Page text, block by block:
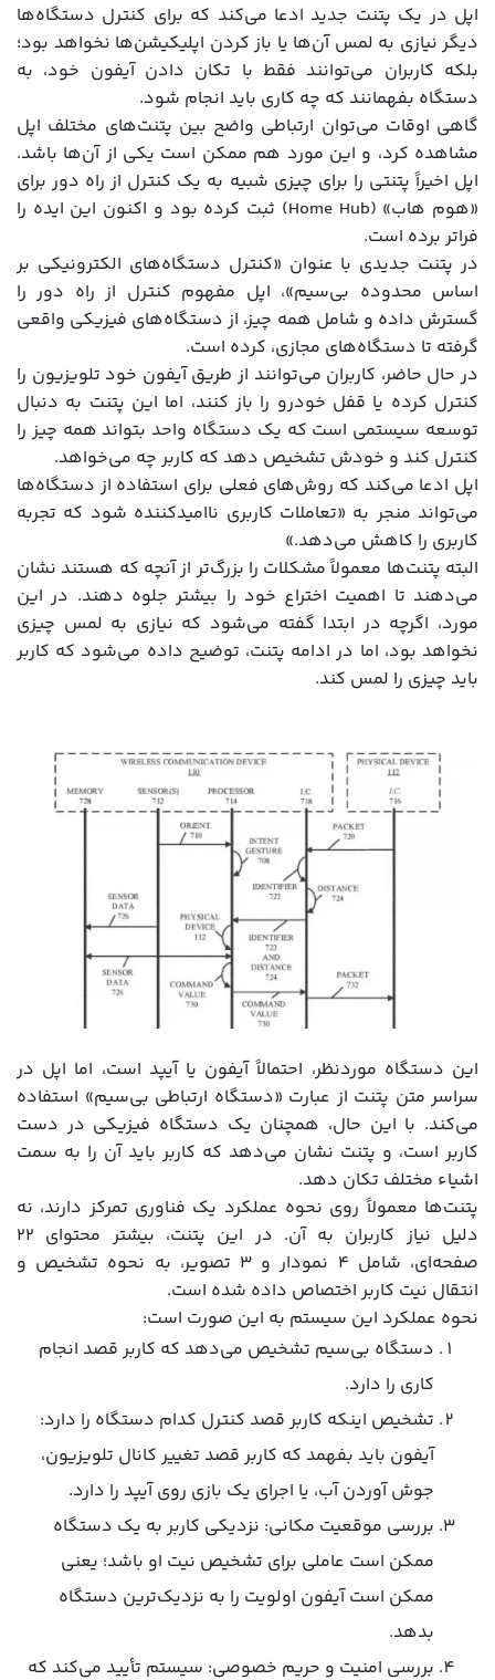
اپل در یک پتنت جدید ادعا می‌کند که برای کنترل دستگاه‌ها
دیگر نیازی به لمس آن‌ها یا باز کردن اپلیکیشن‌ها نخواهد بود؛
بلکه کاربران می‌توانند فقط با تکان دادن آیفون خود، به
دستگاه بفهمانند که چه کاری باید انجام شود.
گاهی اوقات می‌توان ارتباطی واضح بین پتنت‌های مختلف اپل
مشاهده کرد، و این مورد هم ممکن است یکی از آن‌ها باشد.
اپل اخیراً پتنتی را برای چیزی شبیه به یک کنترل از راه دور برای
«هوم هاب» (Home Hub) ثبت کرده بود و اکنون این ایده را
فراتر برده است.
در پتنت جدیدی با عنوان «کنترل دستگاه‌های الکترونیکی بر
اساس محدوده بی‌سیم»، اپل مفهوم کنترل از راه دور را
گسترش داده و شامل همه چیز، از دستگاه‌های فیزیکی واقعی
گرفته تا دستگاه‌های مجازی، کرده است.
در حال حاضر، کاربران می‌توانند از طریق آیفون خود تلویزیون را
کنترل کرده یا قفل خودرو را باز کنند، اما این پتنت به دنبال
توسعه سیستمی است که یک دستگاه واحد بتواند همه چیز را
کنترل کند و خودش تشخیص دهد که کاربر چه می‌خواهد.
اپل ادعا می‌کند که روش‌های فعلی برای استفاده از دستگاه‌ها
می‌تواند منجر به «تعاملات کاربری ناامیدکننده شود که تجربه
کاربری را کاهش می‌دهد.»
البته پتنت‌ها معمولاً مشکلات را بزرگ‌تر از آنچه که هستند نشان
می‌دهند تا اهمیت اختراع خود را بیشتر جلوه دهند. در این
مورد، اگرچه در ابتدا گفته می‌شود که نیازی به لمس چیزی
نخواهد بود، اما در ادامه پتنت، توضیح داده می‌شود که کاربر
باید چیزی را لمس کند.
این دستگاه موردنظر، احتمالاً آیفون یا آیپد است، اما اپل در
سراسر متن پتنت از عبارت «دستگاه ارتباطی بی‌سیم» استفاده
می‌کند. با این حال، همچنان یک دستگاه فیزیکی در دست
کاربر است، و پتنت نشان می‌دهد که کاربر باید آن را به سمت
اشیاء مختلف تکان دهد.
پتنت‌ها معمولاً روی نحوه عملکرد یک فناوری تمرکز دارند، نه
دلیل نیاز کاربران به آن. در این پتنت، بیشتر محتوای ۲۲
صفحه‌ای، شامل ۴ نمودار و ۳ تصویر، به نحوه تشخیص و
انتقال نیت کاربر اختصاص داده شده است.
نحوه عملکرد این سیستم به این صورت است:
دستگاه بی‌سیم تشخیص می‌دهد که کاربر قصد انجام
کاری را دارد.
تشخیص اینکه کاربر قصد کنترل کدام دستگاه را دارد:
آیفون باید بفهمد که کاربر قصد تغییر کانال تلویزیون،
جوش آوردن آب، یا اجرای یک بازی روی آیپد را دارد.
بررسی موقعیت مکانی: نزدیکی کاربر به یک دستگاه
ممکن است عاملی برای تشخیص نیت او باشد؛ یعنی
ممکن است آیفون اولویت را به نزدیک‌ترین دستگاه
بدهد.
بررسی امنیت و حریم خصوصی: سیستم تأیید می‌کند که